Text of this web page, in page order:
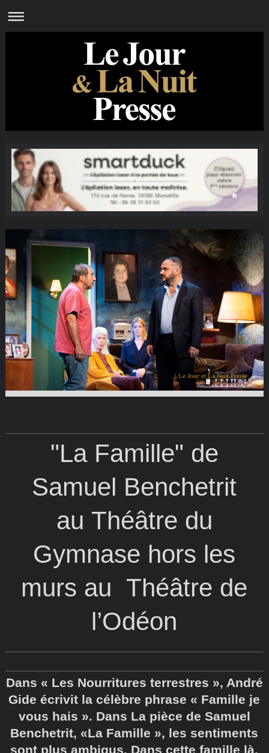
Le Jour et La Nuit Presse
"La Famille" de
Samuel Benchetrit
au Théâtre du
Gymnase hors les
murs au Théâtre de
l’Odéon
Dans « Les Nourritures terrestres », André
Gide écrivit la célèbre phrase « Famille je
vous hais ». Dans La pièce de Samuel
Benchetrit, «La Famille », les sentiments
sont plus ambigus. Dans cette famille là,